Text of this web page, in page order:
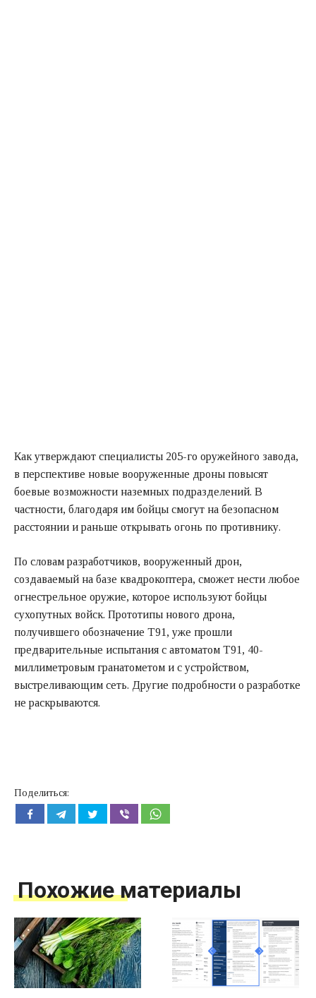
Как утверждают специалисты 205-го оружейного завода,
в перспективе новые вооруженные дроны повысят
боевые возможности наземных подразделений. В
частности, благодаря им бойцы смогут на безопасном
расстоянии и раньше открывать огонь по противнику.
По словам разработчиков, вооруженный дрон,
создаваемый на базе квадрокоптера, сможет нести любое
огнестрельное оружие, которое используют бойцы
сухопутных войск. Прототипы нового дрона,
получившего обозначение T91, уже прошли
предварительные испытания с автоматом T91, 40-
миллиметровым гранатометом и с устройством,
выстреливающим сеть. Другие подробности о разработке
не раскрываются.
Поделиться:
Похожие материалы